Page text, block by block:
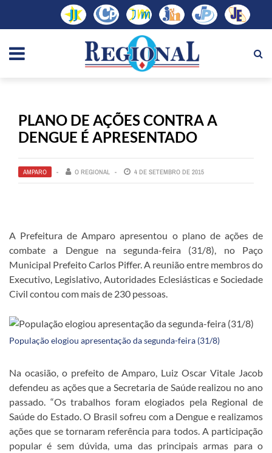
PLANO DE AÇÕES CONTRA A
DENGUE É APRESENTADO
AMPARO O REGIONAL 4 DE SETEMBRO DE 2015
A Prefeitura de Amparo apresentou o plano de ações de
combate a Dengue na segunda-feira (31/8), no Paço
Municipal Prefeito Carlos Piffer. A reunião entre membros do
Executivo, Legislativo, Autoridades Eclesiásticas e Sociedade
Civil contou com mais de 230 pessoas.
População elogiou apresentação da segunda-feira (31/8)
Na ocasião, o prefeito de Amparo, Luiz Oscar Vitale Jacob
defendeu as ações que a Secretaria de Saúde realizou no ano
passado. “Os trabalhos foram elogiados pela Regional de
Saúde do Estado. O Brasil sofreu com a Dengue e realizamos
ações que se tornaram referência para todos. A participação
popular é sem dúvida, uma das principais armas para o